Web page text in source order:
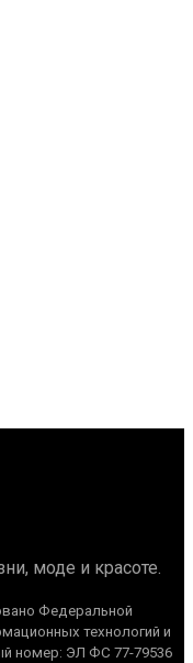
моде и красоте.
Федеральной
технологий и
номер: ЭЛ ФС 77-79536